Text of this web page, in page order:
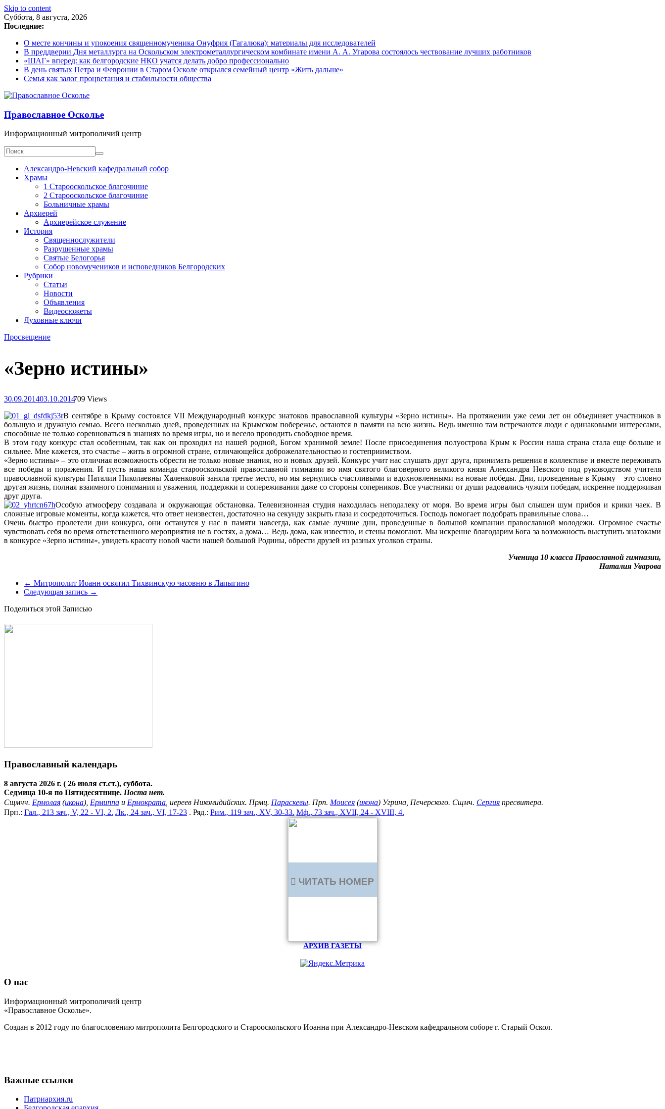
Skip to content
Суббота, 8 августа, 2026
Последние:
О месте кончины и упокоения священномученика Онуфрия (Гагалюка): материалы для исследователей
В преддверии Дня металлурга на Оскольском электрометаллургическом комбинате имени А. А. Угарова состоялось чествование лучших работников
«ШАГ» вперед: как белгородские НКО учатся делать добро профессионально
В день святых Петра и Февронии в Старом Осколе открылся семейный центр «Жить дальше»
Семья как залог процветания и стабильности общества
Православное Осколье
Информационный митрополичий центр
Александро-Невский кафедральный собор
Храмы
1 Старооскольское благочиние
2 Старооскольское благочиние
Больничные храмы
Архиерей
Архиерейское служение
История
Священнослужители
Разрушенные храмы
Святые Белогорья
Собор новомучеников и исповедников Белгородских
Рубрики
Статьи
Новости
Объявления
Видеосюжеты
Духовные ключи
Просвещение
«Зерно истины»
30.09.201403.10.2014709 Views
В сентябре в Крыму состоялся VII Международный конкурс знатоков православной культуры «Зерно истины». На протяжении уже семи лет он объединяет участников в
большую и дружную семью. Всего несколько дней, проведенных на Крымском побережье, остаются в памяти на всю жизнь. Ведь именно там встречаются люди с одинаковыми интересами,
способные не только соревноваться в знаниях во время игры, но и весело проводить свободное время.
В этом году конкурс стал особенным, так как он проходил на нашей родной, Богом хранимой земле! После присоединения полуострова Крым к России наша страна стала еще больше и
сильнее. Мне кажется, это счастье – жить в огромной стране, отличающейся доброжелательностью и гостеприимством.
«Зерно истины» – это отличная возможность обрести не только новые знания, но и новых друзей. Конкурс учит нас слушать друг друга, принимать решения в коллективе и вместе переживать
все победы и поражения. И пусть наша команда старооскольской православной гимназии во имя святого благоверного великого князя Александра Невского под руководством учителя
православной культуры Наталии Николаевны Халенковой заняла третье место, но мы вернулись счастливыми и вдохновленными на новые победы. Дни, проведенные в Крыму – это словно
другая жизнь, полная взаимного понимания и уважения, поддержки и сопереживания даже со стороны соперников. Все участники от души радовались чужим победам, искренне поддерживая
друг друга.
Особую атмосферу создавала и окружающая обстановка. Телевизионная студия находилась неподалеку от моря. Во время игры был слышен шум прибоя и крики чаек. В
сложные игровые моменты, когда кажется, что ответ неизвестен, достаточно на секунду закрыть глаза и сосредоточиться. Господь помогает подобрать правильные слова…
Очень быстро пролетели дни конкурса, они останутся у нас в памяти навсегда, как самые лучшие дни, проведенные в большой компании православной молодежи. Огромное счастье
чувствовать себя во время ответственного мероприятия не в гостях, а дома… Ведь дома, как известно, и стены помогают. Мы искренне благодарим Бога за возможность выступить знатоками
в конкурсе «Зерно истины», увидеть красоту новой части нашей большой Родины, обрести друзей из разных уголков страны.
Ученица 10 класса Православной гимназии,
Наталия Уварова
← Митрополит Иоанн освятил Тихвинскую часовню в Лапыгино
Следующая запись →
Поделиться этой Записью
Православный календарь
8 августа 2026 г. ( 26 июля ст.ст.), суббота.
Седмица 10-я по Пятидесятнице. Поста нет.
Сщмчч. Ермолая (икона), Ермиппа и Ермократа , иереев Никомидийских. Прмц. Параскевы. Прп. Моисея (икона) Угрина, Печерского. Сщмч. Сергия пресвитера.
Прп.: Гал., 213 зач., V, 22 - VI, 2. Лк., 24 зач., VI, 17-23 . Ряд.: Рим., 119 зач., XV, 30-33. Мф., 73 зач., XVII, 24 - XVIII, 4.
ЧИТАТЬ НОМЕР
АРХИВ ГАЗЕТЫ
О нас
Информационный митрополичий центр
«Православное Осколье».
Создан в 2012 году по благословению митрополита Белгородского и Старооскольского Иоанна при Александро-Невском кафедральном соборе г. Старый Оскол.
Важные ссылки
Патриархия.ru